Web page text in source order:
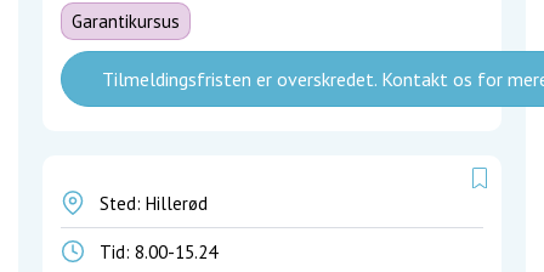
Garantikursus
Tilmeldingsfristen er overskredet. Kontakt os for
Sted: Hillerød
Tid: 8.00-15.24